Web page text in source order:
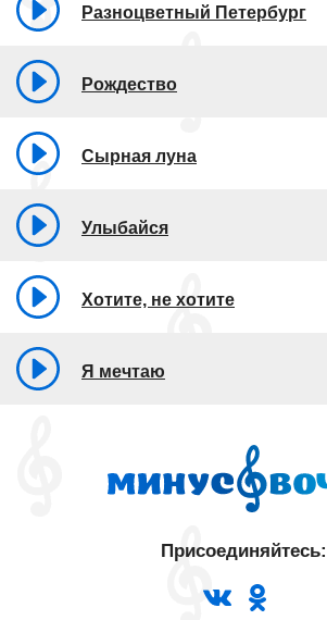
Разноцветный Петербург
Рождество
Сырная луна
Улыбайся
Хотите, не хотите
Я мечтаю
Присоединяйтесь: